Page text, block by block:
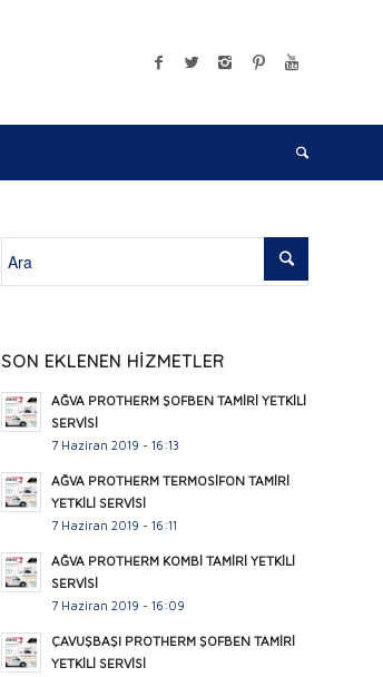
SON EKLENEN HİZMETLER
AĞVA PROTHERM ŞOFBEN TAMİRİ YETKİLİ
SERVİSİ
7 Haziran 2019 - 16:13
AĞVA PROTHERM TERMOSİFON TAMİRİ
YETKİLİ SERVİSİ
7 Haziran 2019 - 16:11
AĞVA PROTHERM KOMBİ TAMİRİ YETKİLİ
SERVİSİ
7 Haziran 2019 - 16:09
ÇAVUŞBAŞI PROTHERM ŞOFBEN TAMİRİ
YETKİLİ SERVİSİ